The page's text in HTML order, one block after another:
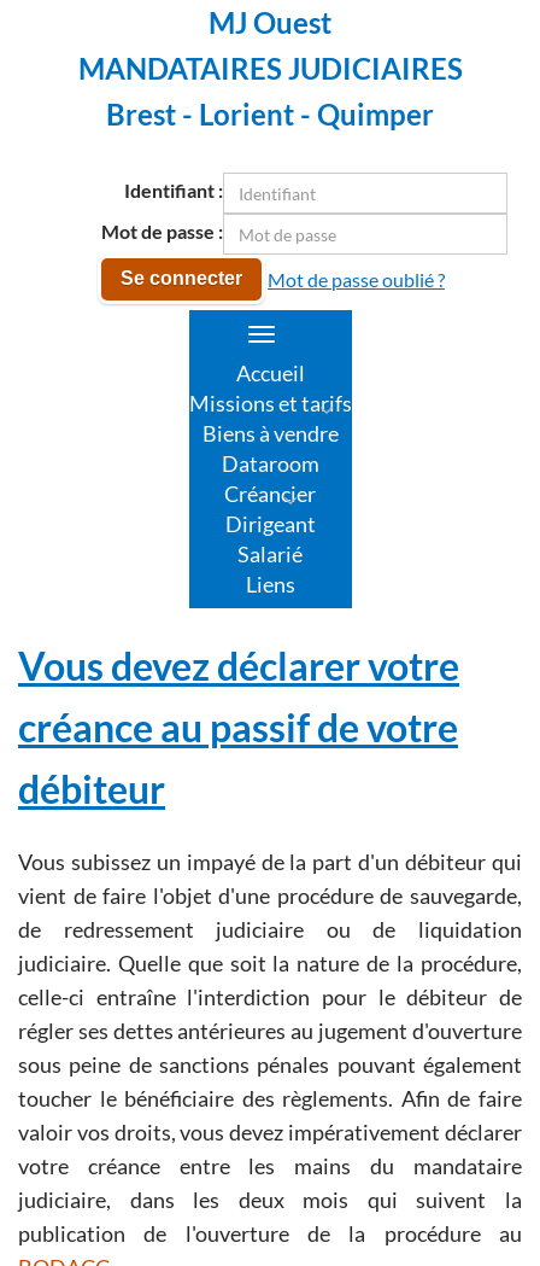
MJ Ouest
MANDATAIRES JUDICIAIRES
Brest - Lorient - Quimper
Identifiant :
Mot de passe :
Se connecter Mot de passe oublié ?
Toggle
navigation
Accueil
Missions et tarifs
Biens à vendre
Dataroom
Créancier
Dirigeant
Salarié
Liens
Vous devez déclarer votre
créance au passif de votre
débiteur
Vous subissez un impayé de la part d'un débiteur qui
vient de faire l'objet d'une procédure de sauvegarde,
de redressement judiciaire ou de liquidation
judiciaire. Quelle que soit la nature de la procédure,
celle-ci entraîne l'interdiction pour le débiteur de
régler ses dettes antérieures au jugement d'ouverture
sous peine de sanctions pénales pouvant également
toucher le bénéficiaire des règlements. Afin de faire
valoir vos droits, vous devez impérativement déclarer
votre créance entre les mains du mandataire
judiciaire, dans les deux mois qui suivent la
publication de l'ouverture de la procédure au